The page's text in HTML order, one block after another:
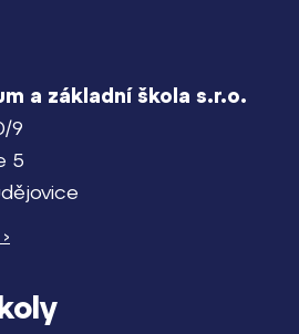
a základní škola s.r.o.
9
5